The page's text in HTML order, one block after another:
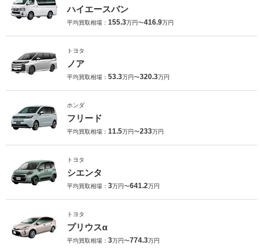
ハイエースバン
平均買取相場： 155.3万円〜416.9万円
トヨタ
ノア
平均買取相場： 53.3万円〜320.3万円
ホンダ
フリード
平均買取相場： 11.5万円〜233万円
トヨタ
シエンタ
平均買取相場： 3万円〜641.2万円
トヨタ
プリウスα
平均買取相場： 3万円〜774.3万円